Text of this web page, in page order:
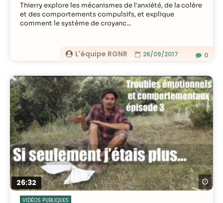
L'équipe RGNR 26/09/2017
Thierry explore les mécanismes de l'anxiété, de la colère
et des comportements compulsifs, et explique
comment le système de croyanc...
0
26:32
VIDÉOS PUBLIQUES